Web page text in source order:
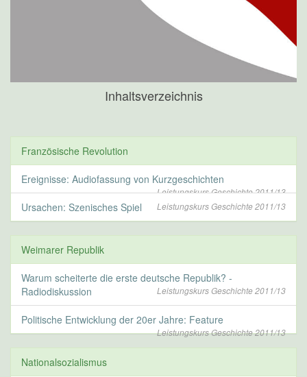
Inhaltsverzeichnis
Französische Revolution
Ereignisse: Audiofassung von Kurzgeschichten
Leistungskurs Geschichte 2011/13
Ursachen: Szenisches Spiel Leistungskurs Geschichte 2011/13
Weimarer Republik
Warum scheiterte die erste deutsche Republik? -
Radiodiskussion
Leistungskurs Geschichte 2011/13
Politische Entwicklung der 20er Jahre: Feature
Leistungskurs Geschichte 2011/13
Nationalsozialismus